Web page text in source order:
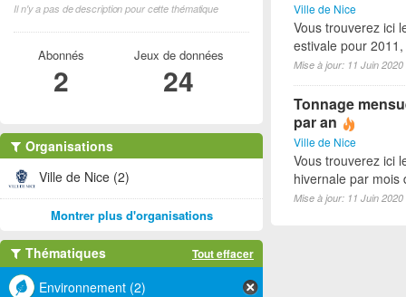
Ville de Nice
Vous trouverez ici
estivale pour
Mise à jour: 11 Juin 2020
Tonnage
par an
Ville de Nice
Vous trouverez ici
hivernale par
Mise à jour: 11 Juin 2020
Il n'y a pas de description pour cette thématique
Abonnés
2
Jeux de données
24
Organisations
Ville de Nice (2)
Montrer plus d'organisations
Thématiques Tout effacer
Environnement (2)